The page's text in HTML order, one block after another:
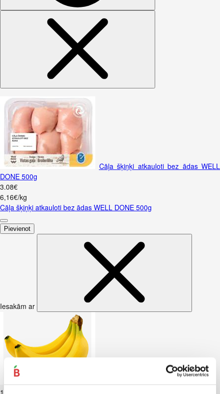
Cāļa šķiņķi atkauloti bez ādas WELL
DONE 500g
3.08€
6,16€/kg
Cāļa šķiņķi atkauloti bez ādas WELL DONE 500g
Pievienot
Iesakām ar